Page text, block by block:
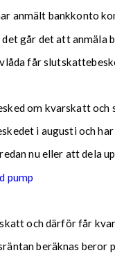
anmält bankkonto
går det att
får
om kvarskatt
i augusti och
nu eller att dela
pump
och därför får
beräknas